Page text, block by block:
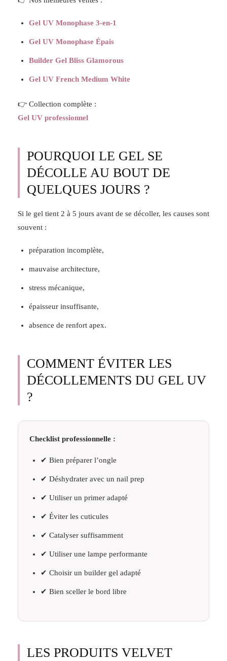
Gel UV Monophase 3-en-1
Gel UV Monophase Épais
Builder Gel Bliss Glamorous
Gel UV French Medium White
👉 Collection complète :
Gel UV professionnel
POURQUOI LE GEL SE
DÉCOLLE AU BOUT DE
QUELQUES JOURS ?
Si le gel tient 2 à 5 jours avant de se décoller, les causes sont
souvent :
préparation incomplète,
mauvaise architecture,
stress mécanique,
épaisseur insuffisante,
absence de renfort apex.
COMMENT ÉVITER LES
DÉCOLLEMENTS DU GEL UV
?
Checklist professionnelle :
✔ Bien préparer l’ongle
✔ Déshydrater avec un nail prep
✔ Utiliser un primer adapté
✔ Éviter les cuticules
✔ Catalyser suffisamment
✔ Utiliser une lampe performante
✔ Choisir un builder gel adapté
✔ Bien sceller le bord libre
LES PRODUITS VELVET